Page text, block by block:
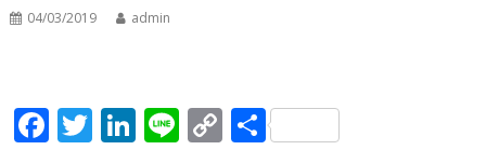
04/03/2019 admin
F T Li Li C S